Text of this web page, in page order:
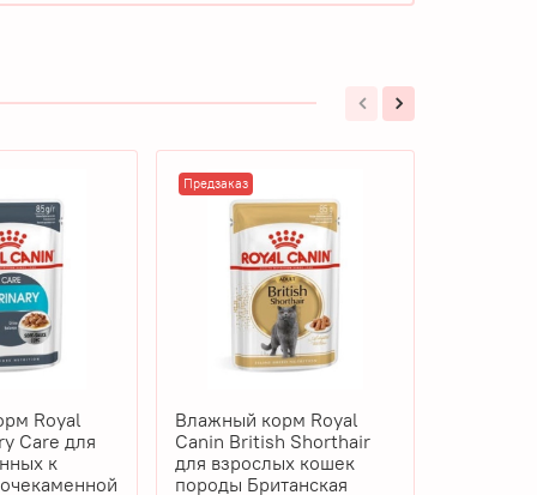
Royal
для
к
Предзаказ
Влажный корм Royal
Canin British Shorthair
для взрослых кошек
породы Британская